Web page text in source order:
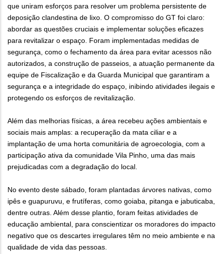
que uniram esforços para resolver um problema persistente de
deposição clandestina de lixo. O compromisso do GT foi claro:
abordar as questões cruciais e implementar soluções eficazes
para revitalizar o espaço. Foram implementadas medidas de
segurança, como o fechamento da área para evitar acessos não
autorizados, a construção de passeios, a atuação permanente da
equipe de Fiscalização e da Guarda Municipal que garantiram a
segurança e a integridade do espaço, inibindo atividades ilegais e
protegendo os esforços de revitalização.
Além das melhorias físicas, a área recebeu ações ambientais e
sociais mais amplas: a recuperação da mata ciliar e a
implantação de uma horta comunitária de agroecologia, com a
participação ativa da comunidade Vila Pinho, uma das mais
prejudicadas com a degradação do local.
No evento deste sábado, foram plantadas árvores nativas, como
ipês e guapuruvu, e frutíferas, como goiaba, pitanga e jabuticaba,
dentre outras. Além desse plantio, foram feitas atividades de
educação ambiental, para conscientizar os moradores do impacto
negativo que os descartes irregulares têm no meio ambiente e na
qualidade de vida das pessoas.